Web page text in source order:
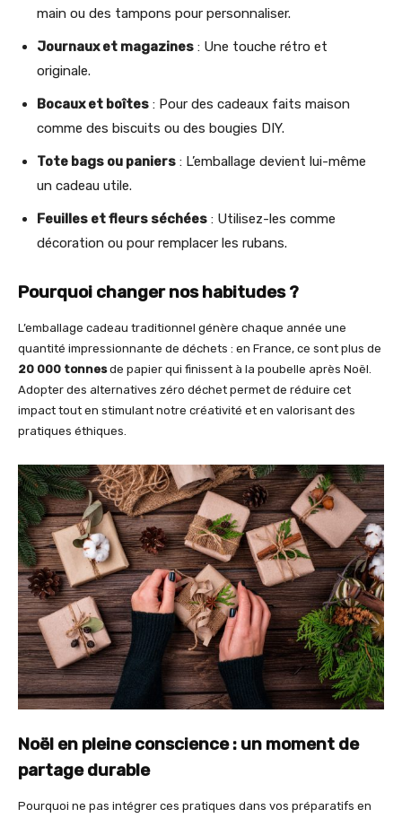
main ou des tampons pour personnaliser.
Journaux et magazines : Une touche rétro et
originale.
Bocaux et boîtes : Pour des cadeaux faits maison
comme des biscuits ou des bougies DIY.
Tote bags ou paniers : L’emballage devient lui-même
un cadeau utile.
Feuilles et fleurs séchées : Utilisez-les comme
décoration ou pour remplacer les rubans.
Pourquoi changer nos habitudes ?
L’emballage cadeau traditionnel génère chaque année une
quantité impressionnante de déchets : en France, ce sont plus de
20 000 tonnesde papier qui finissent à la poubelle après Noël.
Adopter des alternatives zéro déchet permet de réduire cet
impact tout en stimulant notre créativité et en valorisant des
pratiques éthiques.
Noël en pleine conscience : un moment de
partage durable
Pourquoi ne pas intégrer ces pratiques dans vos préparatifs en